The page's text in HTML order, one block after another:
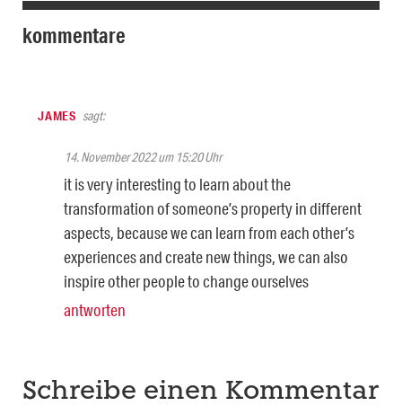
kommentare
JAMES sagt:
14. November 2022 um 15:20 Uhr
it is very interesting to learn about the
transformation of someone’s property in different
aspects, because we can learn from each other’s
experiences and create new things, we can also
inspire other people to change ourselves
antworten
Schreibe einen Kommentar